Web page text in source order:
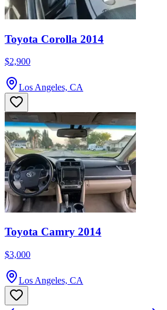
Toyota Corolla 2014
$2,900
Los Angeles, CA
Toyota Camry 2014
$3,000
Los Angeles, CA